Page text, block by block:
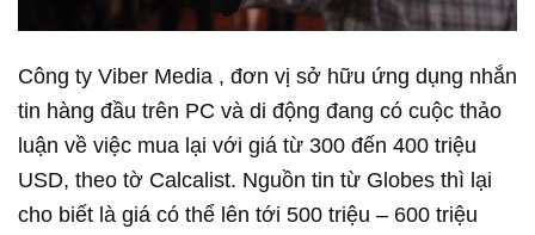
Công ty Viber Media , đơn vị sở hữu ứng dụng nhắn
tin hàng đầu trên PC và di động đang có cuộc thảo
luận về việc mua lại với giá từ 300 đến 400 triệu
USD, theo tờ Calcalist. Nguồn tin từ Globes thì lại
cho biết là giá có thể lên tới 500 triệu – 600 triệu